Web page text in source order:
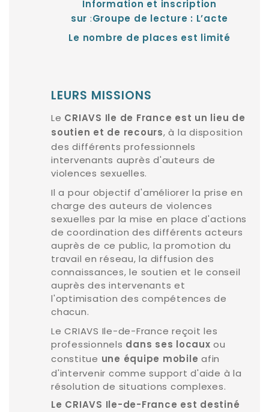
Information et inscription
sur : Groupe de lecture : L’acte
Le nombre de places est limité
LEURS MISSIONS
Le CRIAVS Ile de France est un lieu de
soutien et de recours, à la disposition
des différents professionnels
intervenants auprès d'auteurs de
violences sexuelles.
Il a pour objectif d'améliorer la prise en
charge des auteurs de violences
sexuelles par la mise en place d'actions
de coordination des différents acteurs
auprès de ce public, la promotion du
travail en réseau, la diffusion des
connaissances, le soutien et le conseil
auprès des intervenants et
l'optimisation des compétences de
chacun.
Le CRIAVS Ile-de-France reçoit les
professionnels dans ses locaux ou
constitue une équipe mobile afin
d'intervenir comme support d'aide à la
résolution de situations complexes.
Le CRIAVS Ile-de-France est destiné